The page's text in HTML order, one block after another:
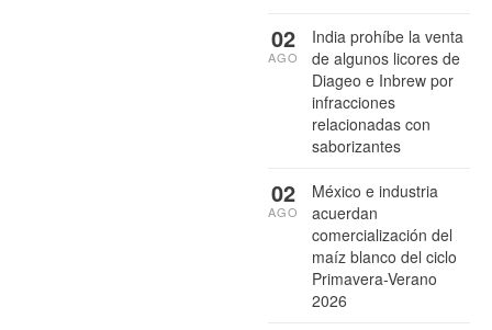
India prohíbe la venta
de algunos licores de
Diageo e Inbrew por
infracciones
relacionadas con
saborizantes
02
AGO
México e industria
acuerdan
comercialización del
maíz blanco del ciclo
Primavera-Verano
2026
02
AGO